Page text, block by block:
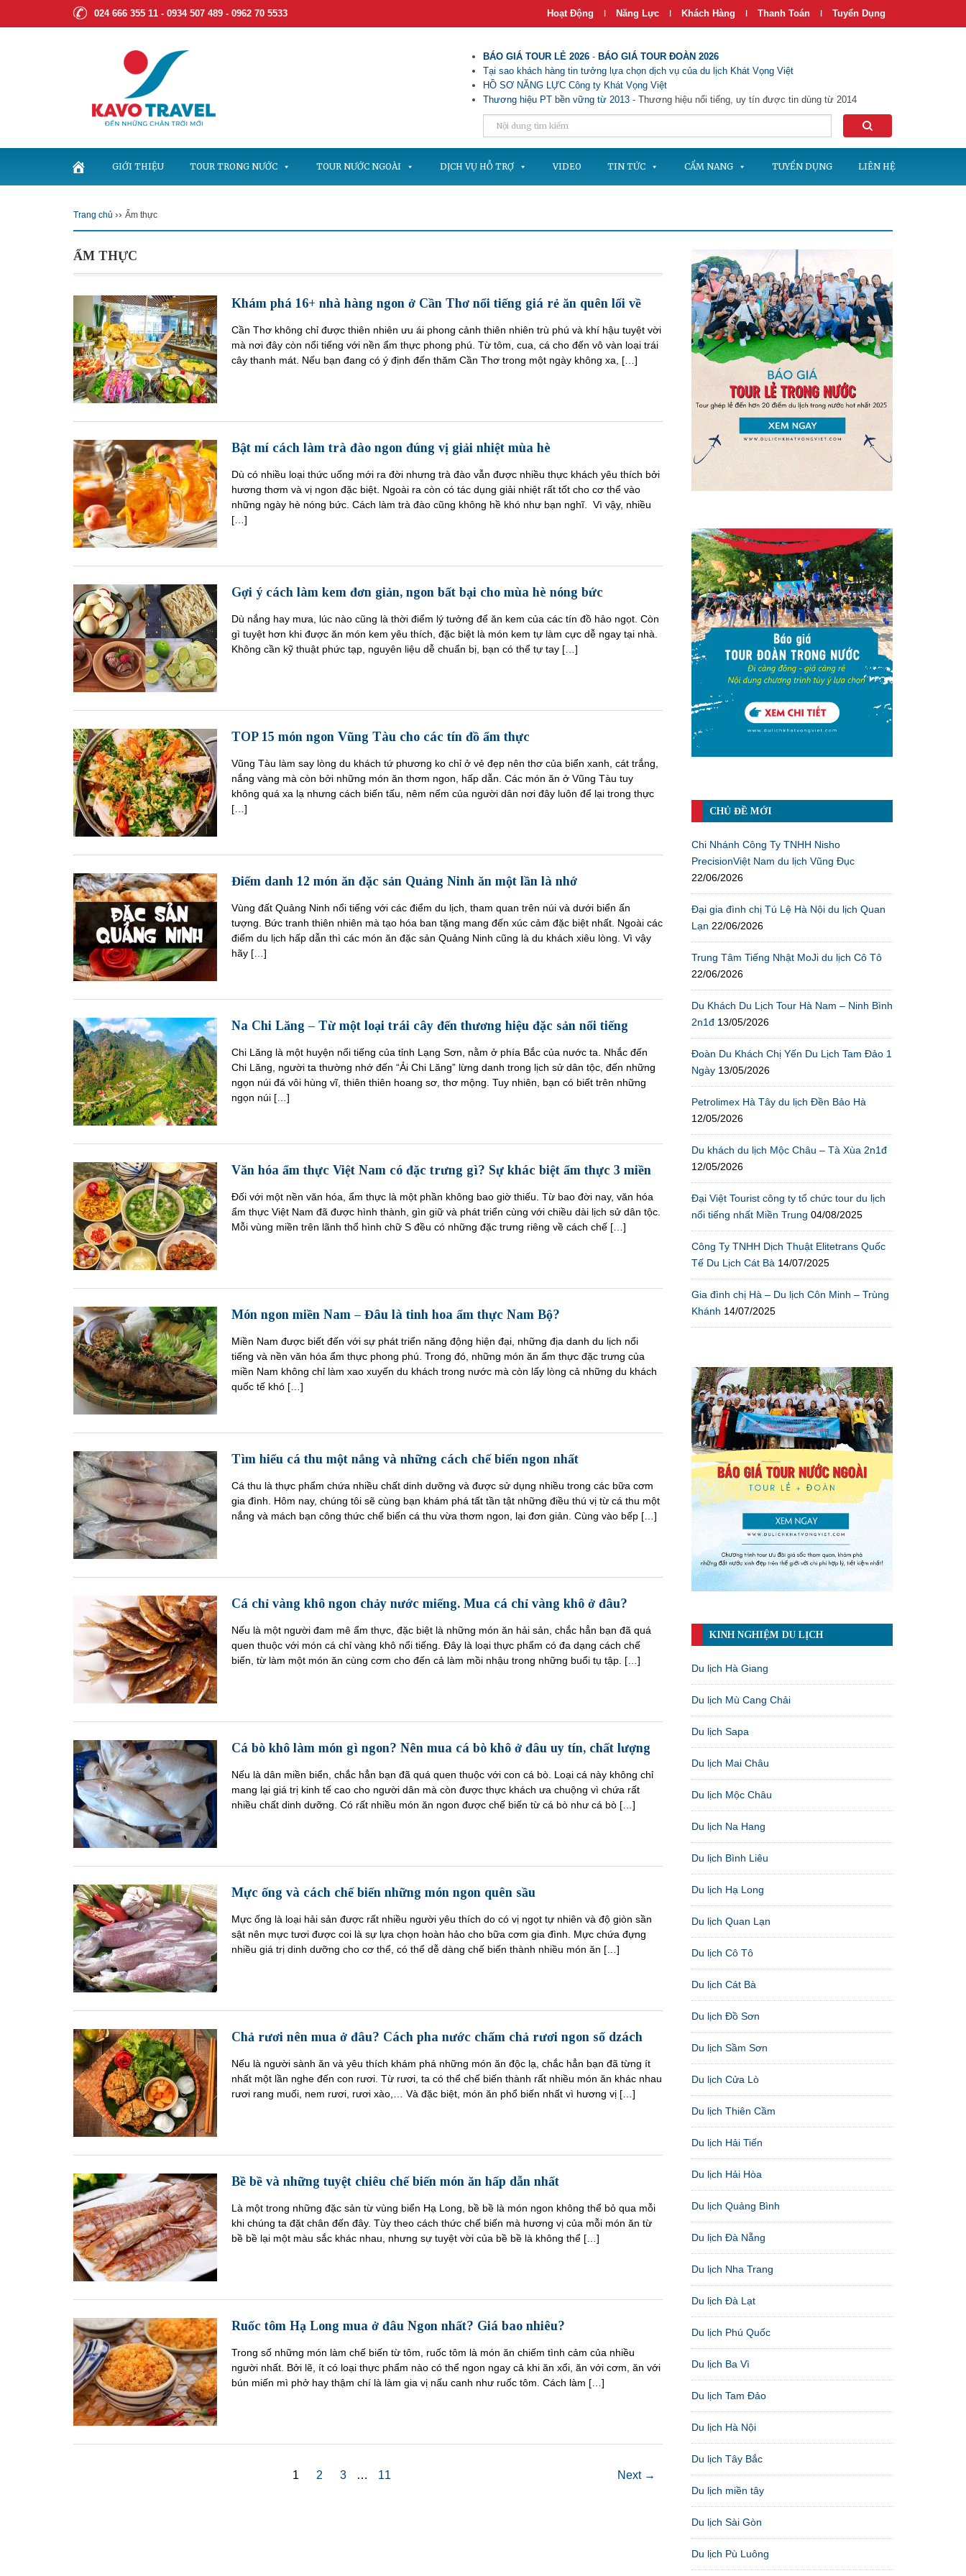
024 666 355 11 - 0934 507 489 - 0962 70 5533 Hoạt Động | Năng Lực | Khách Hàng | Thanh Toán | Tuyển Dụng
BÁO GIÁ TOUR LẺ 2026 - BÁO GIÁ TOUR ĐOÀN 2026
Tại sao khách hàng tin tưởng lựa chọn dịch vụ của du lịch Khát Vọng Việt
HỒ SƠ NĂNG LỰC Công ty Khát Vọng Việt
Thương hiệu PT bền vững từ 2013 - Thương hiệu nổi tiếng, uy tín được tin dùng từ 2014
GIỚI THIỆU TOUR TRONG NƯỚC TOUR NƯỚC NGOÀI DỊCH VỤ HỖ TRỢ VIDEO TIN TỨC CẨM NANG TUYỂN DỤNG LIÊN HỆ
Trang chủ ›› Ẩm thực
ẨM THỰC
Khám phá 16+ nhà hàng ngon ở Cần Thơ nổi tiếng giá rẻ ăn quên lối về
Cần Thơ không chỉ được thiên nhiên ưu ái phong cảnh thiên nhiên trù phú và khí hậu tuyệt vời
mà nơi đây còn nổi tiếng với nền ẩm thực phong phú. Từ tôm, cua, cá cho đến vô vàn loại trái
cây thanh mát. Nếu bạn đang có ý định đến thăm Cần Thơ trong một ngày không xa, […]
Bật mí cách làm trà đào ngon đúng vị giải nhiệt mùa hè
Dù có nhiều loại thức uống mới ra đời nhưng trà đào vẫn được nhiều thực khách yêu thích bởi
hương thơm và vị ngon đặc biệt. Ngoài ra còn có tác dụng giải nhiệt rất tốt cho cơ thể vào
những ngày hè nóng bức. Cách làm trà đào cũng không hề khó như bạn nghĩ. Vì vậy, nhiều
[…]
Gợi ý cách làm kem đơn giản, ngon bất bại cho mùa hè nóng bức
Dù nắng hay mưa, lúc nào cũng là thời điểm lý tưởng để ăn kem của các tín đồ hảo ngọt. Còn
gì tuyệt hơn khi được ăn món kem yêu thích, đặc biệt là món kem tự làm cực dễ ngay tại nhà.
Không cần kỹ thuật phức tạp, nguyên liệu dễ chuẩn bị, bạn có thể tự tay […]
TOP 15 món ngon Vũng Tàu cho các tín đồ ẩm thực
Vũng Tàu làm say lòng du khách tứ phương ko chỉ ở vẻ đẹp nên thơ của biển xanh, cát trắng,
nắng vàng mà còn bởi những món ăn thơm ngon, hấp dẫn. Các món ăn ở Vũng Tàu tuy
không quá xa lạ nhưng cách biến tấu, nêm nếm của người dân nơi đây luôn để lại trong thực
[…]
Điểm danh 12 món ăn đặc sản Quảng Ninh ăn một lần là nhớ
Vùng đất Quảng Ninh nổi tiếng với các điểm du lịch, tham quan trên núi và dưới biển ấn
tượng. Bức tranh thiên nhiên mà tạo hóa ban tặng mang đến xúc cảm đặc biệt nhất. Ngoài các
điểm du lịch hấp dẫn thì các món ăn đặc sản Quảng Ninh cũng là du khách xiêu lòng. Vì vậy
hãy […]
Na Chi Lăng – Từ một loại trái cây đến thương hiệu đặc sản nổi tiếng
Chi Lăng là một huyện nổi tiếng của tỉnh Lạng Sơn, nằm ở phía Bắc của nước ta. Nhắc đến
Chi Lăng, người ta thường nhớ đến “Ải Chi Lăng” lừng danh trong lịch sử dân tộc, đến những
ngọn núi đá vôi hùng vĩ, thiên thiên hoang sơ, thơ mộng. Tuy nhiên, bạn có biết trên những
ngọn núi […]
Văn hóa ẩm thực Việt Nam có đặc trưng gì? Sự khác biệt ẩm thực 3 miền
Đối với một nền văn hóa, ẩm thực là một phần không bao giờ thiếu. Từ bao đời nay, văn hóa
ẩm thực Việt Nam đã được hình thành, gìn giữ và phát triển cùng với chiều dài lịch sử dân tộc.
Mỗi vùng miền trên lãnh thổ hình chữ S đều có những đặc trưng riêng về cách chế […]
Món ngon miền Nam – Đâu là tinh hoa ẩm thực Nam Bộ?
Miền Nam được biết đến với sự phát triển năng động hiện đại, những địa danh du lịch nổi
tiếng và nền văn hóa ẩm thực phong phú. Trong đó, những món ăn ẩm thực đặc trưng của
miền Nam không chỉ làm xao xuyến du khách trong nước mà còn lấy lòng cả những du khách
quốc tế khó […]
Tìm hiểu cá thu một nắng và những cách chế biến ngon nhất
Cá thu là thực phẩm chứa nhiều chất dinh dưỡng và được sử dụng nhiều trong các bữa cơm
gia đình. Hôm nay, chúng tôi sẽ cùng bạn khám phá tất tần tật những điều thú vị từ cá thu một
nắng và mách bạn công thức chế biến cá thu vừa thơm ngon, lại đơn giản. Cùng vào bếp […]
Cá chỉ vàng khô ngon chảy nước miếng. Mua cá chỉ vàng khô ở đâu?
Nếu là một người đam mê ẩm thực, đặc biệt là những món ăn hải sản, chắc hẳn bạn đã quá
quen thuộc với món cá chỉ vàng khô nổi tiếng. Đây là loại thực phẩm có đa dạng cách chế
biến, từ làm một món ăn cùng cơm cho đến cả làm mồi nhậu trong những buổi tụ tập. […]
Cá bò khô làm món gì ngon? Nên mua cá bò khô ở đâu uy tín, chất lượng
Nếu là dân miền biển, chắc hẳn bạn đã quá quen thuộc với con cá bò. Loại cá này không chỉ
mang lại giá trị kinh tế cao cho người dân mà còn được thực khách ưa chuộng vì chứa rất
nhiều chất dinh dưỡng. Có rất nhiều món ăn ngon được chế biến từ cá bò như cá bò […]
Mực ống và cách chế biến những món ngon quên sầu
Mực ống là loại hải sản được rất nhiều người yêu thích do có vị ngọt tự nhiên và độ giòn sần
sật nên mực tươi được coi là sự lựa chọn hoàn hảo cho bữa cơm gia đình. Mực chứa đựng
nhiều giá trị dinh dưỡng cho cơ thể, có thể dễ dàng chế biến thành nhiều món ăn […]
Chả rươi nên mua ở đâu? Cách pha nước chấm chả rươi ngon số dzách
Nếu là người sành ăn và yêu thích khám phá những món ăn độc lạ, chắc hẳn bạn đã từng ít
nhất một lần nghe đến con rươi. Từ rươi, ta có thể chế biến thành rất nhiều món ăn khác nhau
rươi rang muối, nem rươi, rươi xào,… Và đặc biệt, món ăn phổ biến nhất vì hương vị […]
Bề bề và những tuyệt chiêu chế biến món ăn hấp dẫn nhất
Là một trong những đặc sản từ vùng biển Hạ Long, bề bề là món ngon không thể bỏ qua mỗi
khi chúng ta đặt chân đến đây. Tùy theo cách thức chế biến mà hương vị của mỗi món ăn từ
bề bề lại một màu sắc khác nhau, nhưng sự tuyệt vời của bề bề là không thể […]
Ruốc tôm Hạ Long mua ở đâu Ngon nhất? Giá bao nhiêu?
Trong số những món làm chế biến từ tôm, ruốc tôm là món ăn chiếm tình cảm của nhiều
người nhất. Bởi lẽ, ít có loại thực phẩm nào có thể ngon ngay cả khi ăn xổi, ăn với cơm, ăn với
bún miến mì phở hay thậm chí là làm gia vị nấu canh như ruốc tôm. Cách làm […]
1 2 3 … 11 Next →
CHỦ ĐỀ MỚI
Chi Nhánh Công Ty TNHH Nisho
PrecisionViệt Nam du lịch Vũng Đục
22/06/2026
Đại gia đình chị Tú Lệ Hà Nội du lịch Quan
Lạn 22/06/2026
Trung Tâm Tiếng Nhật MoJi du lịch Cô Tô
22/06/2026
Du Khách Du Lịch Tour Hà Nam – Ninh Bình
2n1đ 13/05/2026
Đoàn Du Khách Chị Yến Du Lịch Tam Đảo 1
Ngày 13/05/2026
Petrolimex Hà Tây du lịch Đền Bảo Hà
12/05/2026
Du khách du lịch Mộc Châu – Tà Xùa 2n1đ
12/05/2026
Đại Việt Tourist công ty tổ chức tour du lịch
nổi tiếng nhất Miền Trung 04/08/2025
Công Ty TNHH Dịch Thuật Elitetrans Quốc
Tế Du Lịch Cát Bà 14/07/2025
Gia đình chị Hà – Du lịch Côn Minh – Trùng
Khánh 14/07/2025
KINH NGHIỆM DU LỊCH
Du lịch Hà Giang
Du lịch Mù Cang Chải
Du lịch Sapa
Du lịch Mai Châu
Du lịch Mộc Châu
Du lịch Na Hang
Du lịch Bình Liêu
Du lịch Hạ Long
Du lịch Quan Lạn
Du lịch Cô Tô
Du lịch Cát Bà
Du lịch Đồ Sơn
Du lịch Sầm Sơn
Du lịch Cửa Lò
Du lịch Thiên Cầm
Du lịch Hải Tiến
Du lịch Hải Hòa
Du lịch Quảng Bình
Du lịch Đà Nẵng
Du lịch Nha Trang
Du lịch Đà Lạt
Du lịch Phú Quốc
Du lịch Ba Vì
Du lịch Tam Đảo
Du lịch Hà Nội
Du lịch Tây Bắc
Du lịch miền tây
Du lịch Sài Gòn
Du lịch Pù Luông